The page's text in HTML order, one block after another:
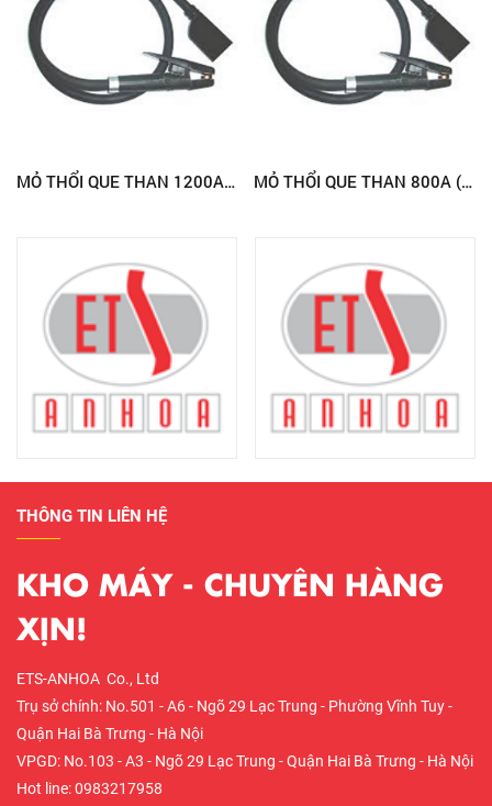
MỎ THỔI QUE THAN 1200A (SUNSHINE) MỎ THỔI QUE THAN 800A (SUNSHINE)
THÔNG TIN LIÊN HỆ
KHO MÁY - CHUYÊN HÀNG
XỊN!
ETS-ANHOA Co., Ltd
Trụ sở chính: No.501 - A6 - Ngõ 29 Lạc Trung - Phường Vĩnh Tuy -
Quận Hai Bà Trưng - Hà Nội
VPGD: No.103 - A3 - Ngõ 29 Lạc Trung - Quận Hai Bà Trưng - Hà Nội
Hot line: 0983217958